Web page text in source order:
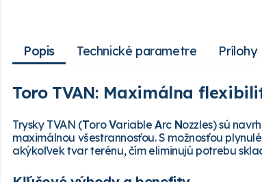
Popis
Toro TVAN: Maximálna
Trysky TVAN (ToroVariableArc Nozzles) sú
maximálnou všestrannosťou. S možnosťou
akýkoľvek tvar terénu, čím eliminujú potrebu
Technické parametre Prílohy